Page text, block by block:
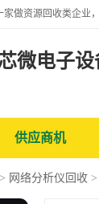
微电子设
供应商机
> 网络分析仪回收